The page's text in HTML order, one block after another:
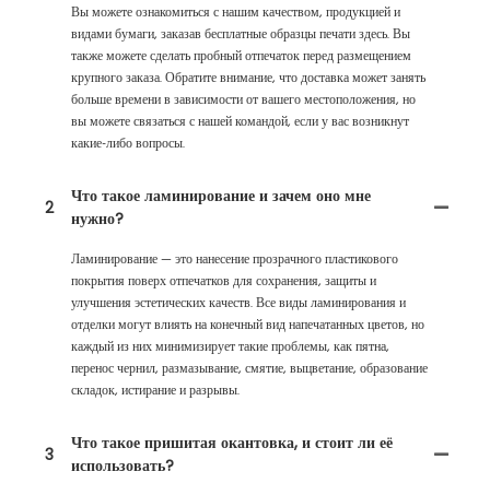
Вы можете ознакомиться с нашим качеством, продукцией и
видами бумаги, заказав бесплатные образцы печати здесь. Вы
также можете сделать пробный отпечаток перед размещением
крупного заказа. Обратите внимание, что доставка может занять
больше времени в зависимости от вашего местоположения, но
вы можете связаться с нашей командой, если у вас возникнут
какие-либо вопросы.
2
Что такое ламинирование и зачем оно мне
нужно?
Ламинирование — это нанесение прозрачного пластикового
покрытия поверх отпечатков для сохранения, защиты и
улучшения эстетических качеств. Все виды ламинирования и
отделки могут влиять на конечный вид напечатанных цветов, но
каждый из них минимизирует такие проблемы, как пятна,
перенос чернил, размазывание, смятие, выцветание, образование
складок, истирание и разрывы.
3
Что такое пришитая окантовка, и стоит ли её
использовать?